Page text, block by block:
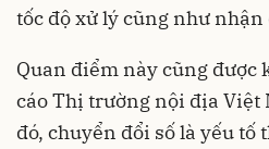
tốc độ xử lý cũng như
Quan điểm này cũng
cáo Thị trường nội địa Việt
đó, chuyển đổi số là yếu tố